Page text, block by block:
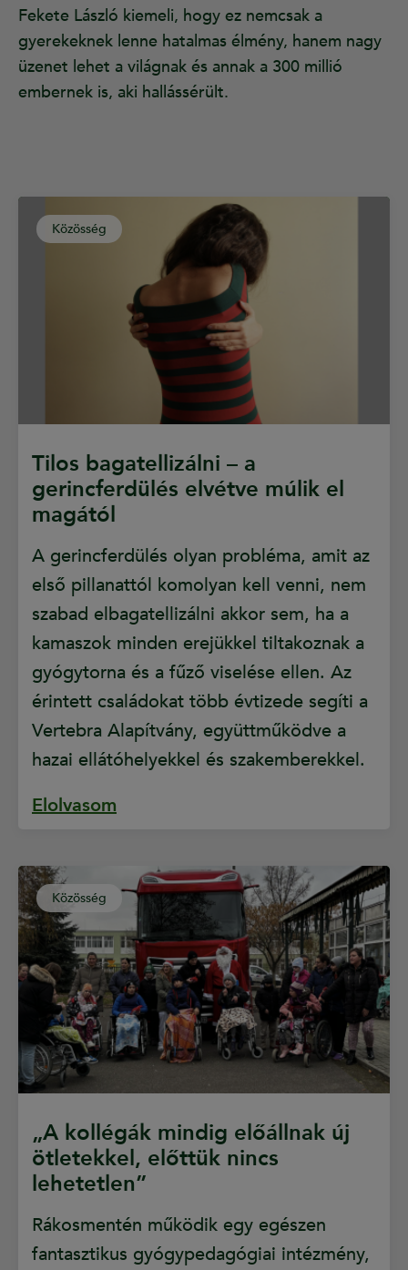
Fekete László kiemeli, hogy ez nemcsak a
gyerekeknek lenne hatalmas élmény, hanem nagy
üzenet lehet a világnak és annak a 300 millió
embernek is, aki hallássérült.
Közösség
Tilos bagatellizálni – a
gerincferdülés elvétve múlik el
magától
A gerincferdülés olyan probléma, amit az
első pillanattól komolyan kell venni, nem
szabad elbagatellizálni akkor sem, ha a
kamaszok minden erejükkel tiltakoznak a
gyógytorna és a fűző viselése ellen. Az
érintett családokat több évtizede segíti a
Vertebra Alapítvány, együttműködve a
hazai ellátóhelyekkel és szakemberekkel.
Elolvasom
Közösség
„A kollégák mindig előállnak új
ötletekkel, előttük nincs
lehetetlen”
Rákosmentén működik egy egészen
fantasztikus gyógypedagógiai intézmény,